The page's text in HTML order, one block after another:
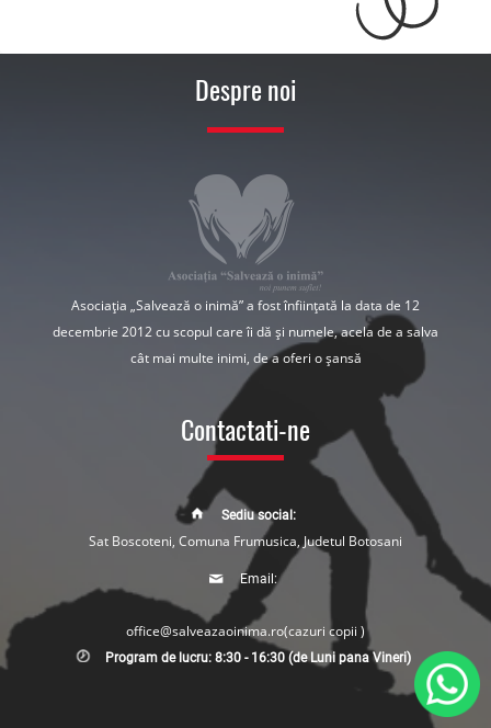
Despre noi
Asociația „Salvează o inimă” a fost înființată la data de 12
decembrie 2012 cu scopul care îi dă și numele, acela de a salva
cât mai multe inimi, de a oferi o șansă
Contactati-ne
Sediu social:
Sat Boscoteni, Comuna Frumusica, Judetul Botosani
Email:
office@salveazaoinima.ro(cazuri copii )
Program de lucru: 8:30 - 16:30 (de Luni pana Vineri)